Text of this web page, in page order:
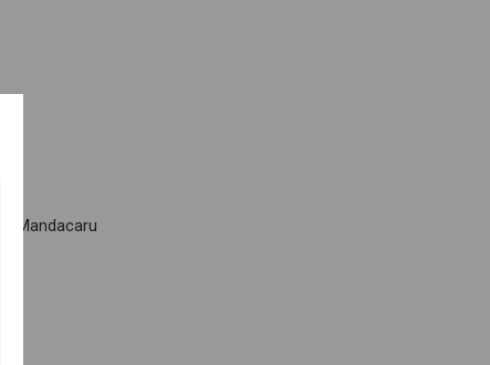
Mandacaru